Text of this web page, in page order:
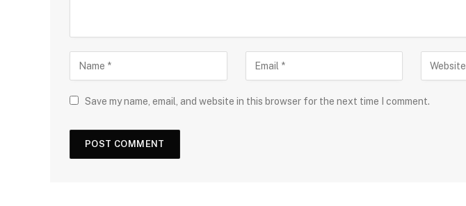
Save my name, email, and website in this browser for the next time I comment.